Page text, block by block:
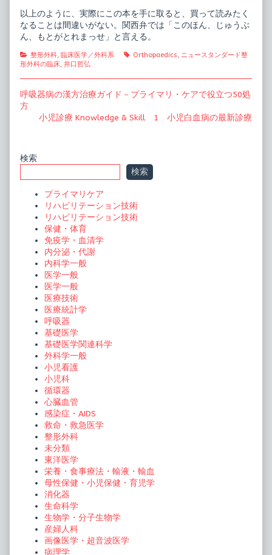
以上のように、実際にこの本を手に取ると、買って読みたく
なることは間違いがない。関西弁では「このほん、じゅうぶ
ん、もとがとれまっせ」と言える。
Categories
整形外科, 臨床医学／外科系 Tags
Orthopaedics, ニュースタンダード整
形外科の臨床, 井口哲弘
投
稿
ゲ
ー
Previous
post:
呼吸器病の漢方治療ガイド－プライマリ・ケアで役立つ50処
方
Next
小児診療 Knowledge & Skill 1 小児白血病の最新診療
Primary
Sidebar
検索
検索
プライマリケア
リハビリテーション技術
リハビリテーション技術
保健・体育
免疫学・血清学
内分泌・代謝
内科学一般
医学一般
医学一般
医療技術
医療統計学
呼吸器
基礎医学
基礎医学関連科学
外科学一般
小児看護
小児科
循環器
心臓血管
感染症・AIDS
救命・救急医学
整形外科
未分類
東洋医学
栄養・食事療法・輸液・輸血
母性保健・小児保健・育児学
消化器
生命科学
生物学・分子生物学
産婦人科
画像医学・超音波医学
病理学